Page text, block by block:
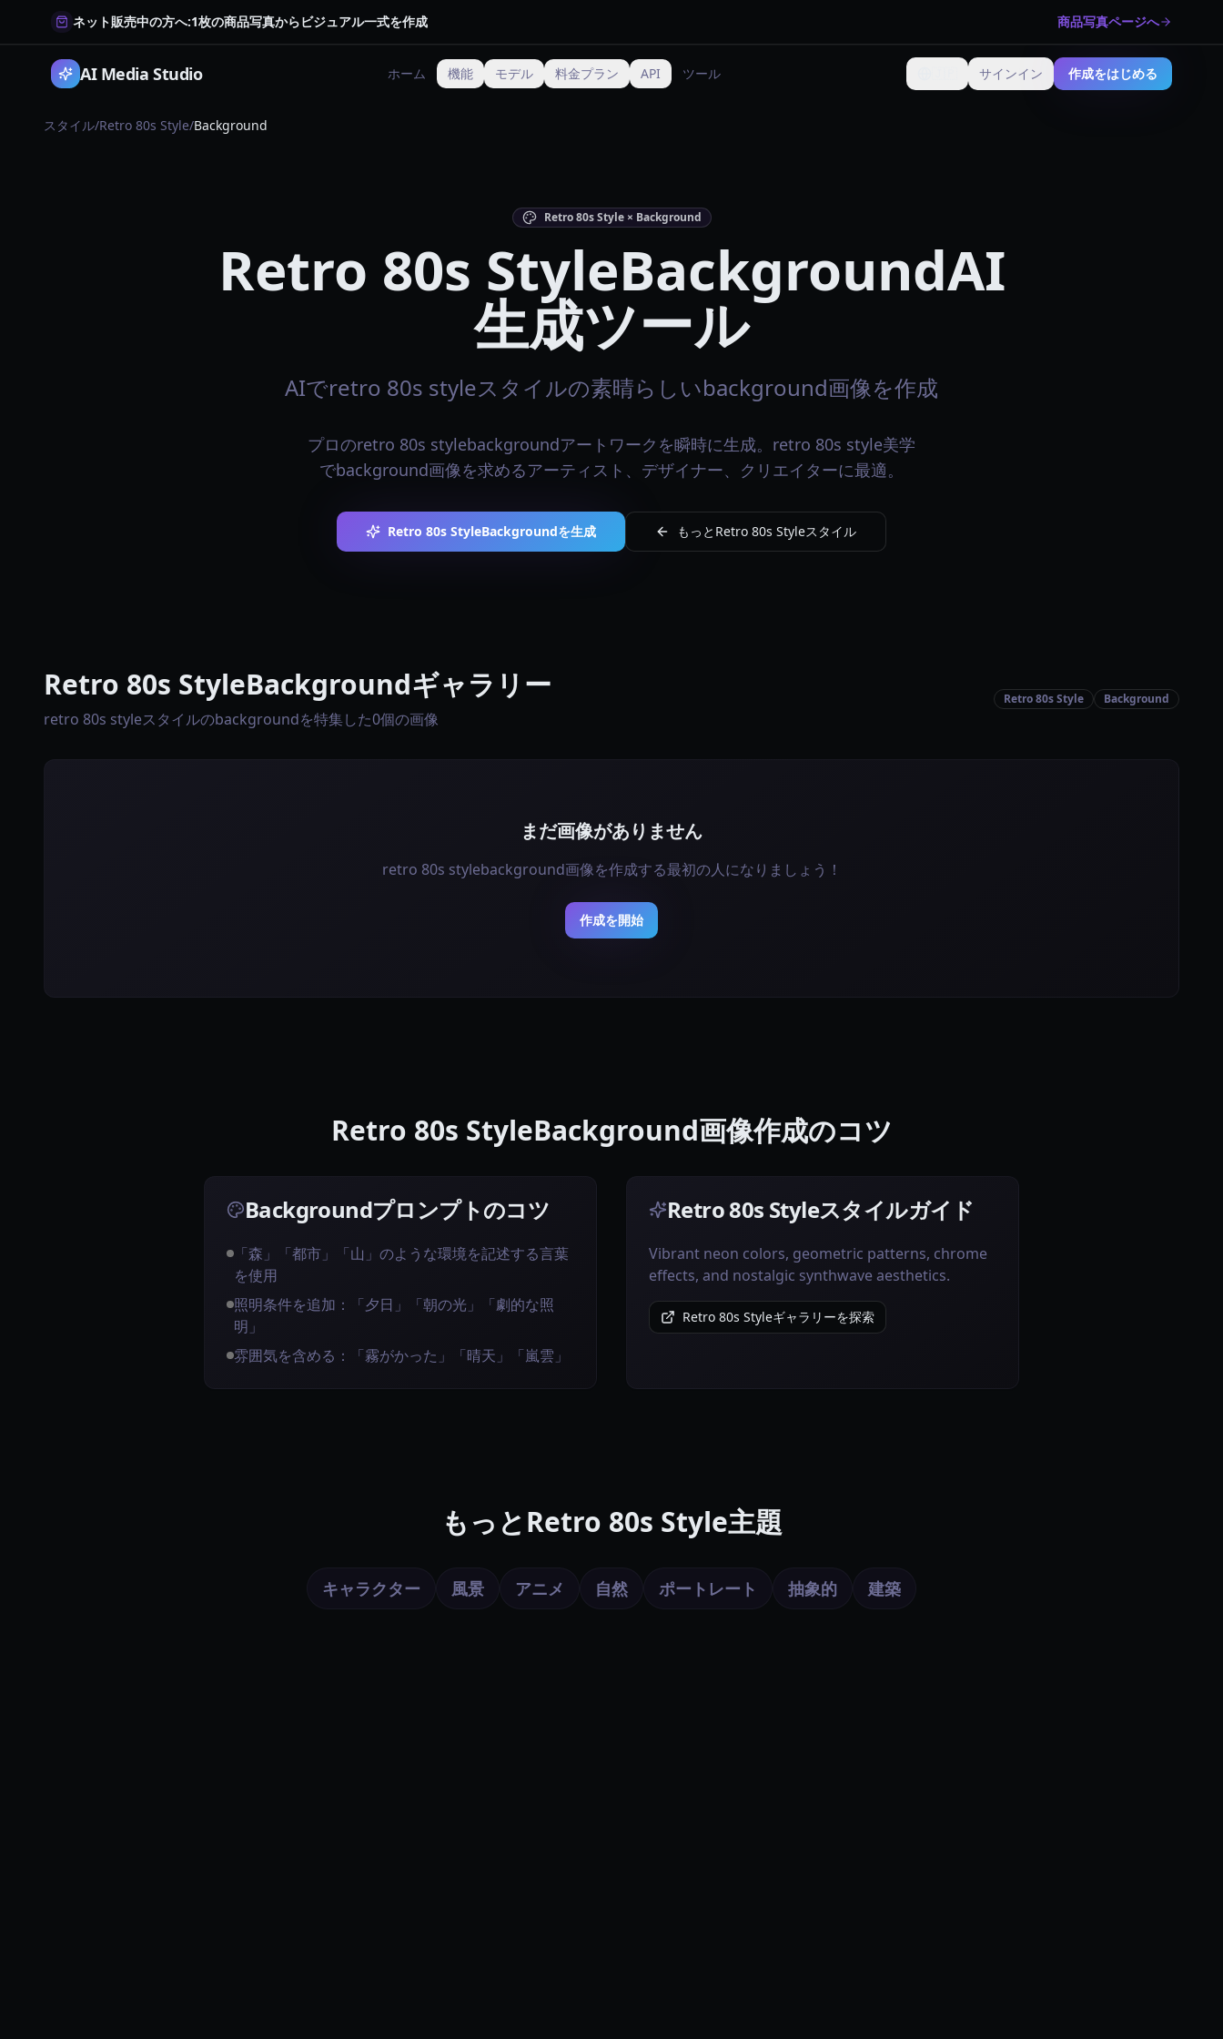
ネット販売中の方へ:1枚の商品写真からビジュアル一式を作成 商品写真ページへ
AI Media Studio ホーム 機能 モデル 料金プラン API ツール 言語を変更サインイン 作成をはじめる
スタイル/Retro 80s Style/Background
Retro 80s Style × Background
Retro 80s StyleBackgroundAI
生成ツール
AIでretro 80s styleスタイルの素晴らしいbackground画像を作成
プロのretro 80s stylebackgroundアートワークを瞬時に生成。retro 80s style美学
でbackground画像を求めるアーティスト、デザイナー、クリエイターに最適。
Retro 80s StyleBackgroundを生成 もっとRetro 80s Styleスタイル
Retro 80s StyleBackgroundギャラリー
retro 80s styleスタイルのbackgroundを特集した0個の画像
Retro 80s Style Background
まだ画像がありません
retro 80s stylebackground画像を作成する最初の人になりましょう！
作成を開始
Retro 80s StyleBackground画像作成のコツ
Backgroundプロンプトのコツ
「森」「都市」「山」のような環境を記述する言葉
を使用
照明条件を追加：「夕日」「朝の光」「劇的な照
明」
雰囲気を含める：「霧がかった」「晴天」「嵐雲」
Retro 80s Styleスタイルガイド
Vibrant neon colors, geometric patterns, chrome
effects, and nostalgic synthwave aesthetics.
Retro 80s Styleギャラリーを探索
もっとRetro 80s Style主題
キャラクター 風景 アニメ 自然 ポートレート 抽象的 建築